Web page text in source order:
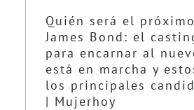
Quién será el próximo
James Bond: el
para encarnar al
está en marcha y
los principales
| Mujerhoy